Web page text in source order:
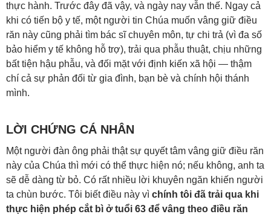
thực hành. Trước đây đã vậy, và ngày nay vẫn thế. Ngay cả
khi có tiến bộ y tế, một người tin Chúa muốn vâng giữ điều
răn này cũng phải tìm bác sĩ chuyên môn, tự chi trả (vì đa số
bảo hiểm y tế không hỗ trợ), trải qua phẫu thuật, chịu những
bất tiện hậu phẫu, và đối mặt với định kiến xã hội — thậm
chí cả sự phản đối từ gia đình, bạn bè và chính hội thánh
mình.
LỜI CHỨNG CÁ NHÂN
Một người đàn ông phải thật sự quyết tâm vâng giữ điều răn
này của Chúa thì mới có thể thực hiện nó; nếu không, anh ta
sẽ dễ dàng từ bỏ. Có rất nhiều lời khuyên ngăn khiến người
ta chùn bước. Tôi biết điều này vì chính tôi đã trải qua khi
thực hiện phép cắt bì ở tuổi 63 để vâng theo điều răn